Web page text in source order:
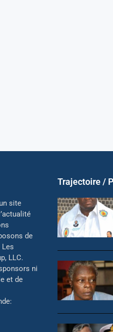
site
de
Les
LLC.
ni
et de
Trajectoire /